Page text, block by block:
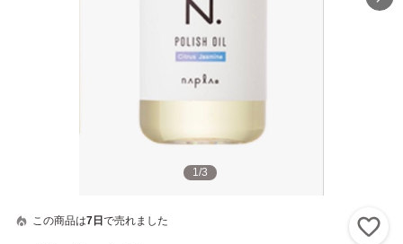
1/3
この商品は7日 で売れました